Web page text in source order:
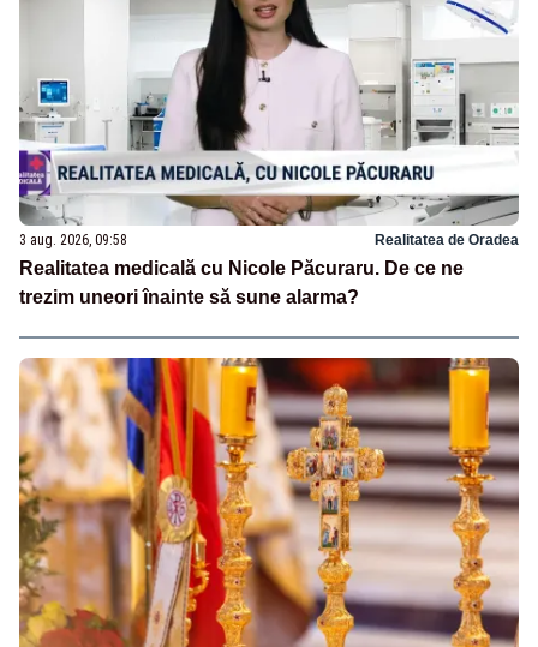
3 aug. 2026, 09:58 Realitatea de Oradea
Realitatea medicală cu Nicole Păcuraru. De ce ne
trezim uneori înainte să sune alarma?